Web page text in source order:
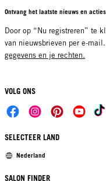
Ontvang het laatste nieuws en
Door op “Nu registreren” te
van nieuwsbrieven per e-mail.
gegevens en je rechten.
VOLG ONS
SELECTEER LAND
Nederland
SALON FINDER